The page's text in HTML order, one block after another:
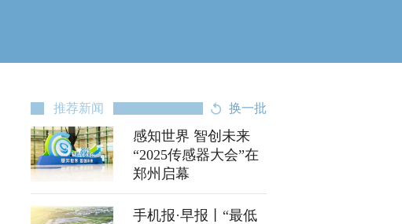
推荐新闻 换一批
感知世界 智创未来
“2025传感器大会”在
郑州启幕
手机报·早报丨“最低